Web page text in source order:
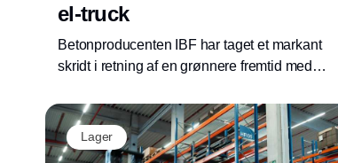
el-truck
Betonproducenten IBF har taget et markant
skridt i retning af en grønnere fremtid med
elektriske gaffeltruck. I foråret 2025 leverede
N.C. Nielsen de første 12 Linde X50 el-truck
og for nylig modtog IBF yderligere 12 Linde af
Lager